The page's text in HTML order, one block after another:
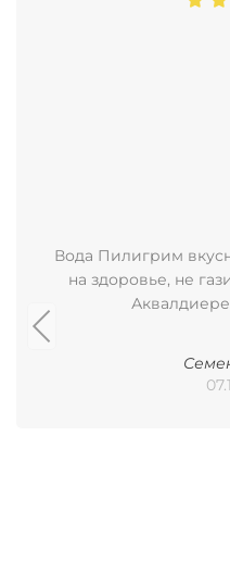
Вода Пилигрим
на здоровье, не